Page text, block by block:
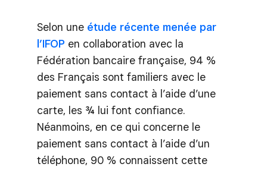
Selon une étude récente menée par
l’IFOP en collaboration avec la
Fédération bancaire française, 94 %
des Français sont familiers avec le
paiement sans contact à l’aide d’une
carte, les ¾ lui font confiance.
Néanmoins, en ce qui concerne le
paiement sans contact à l’aide d’un
téléphone, 90 % connaissent cette